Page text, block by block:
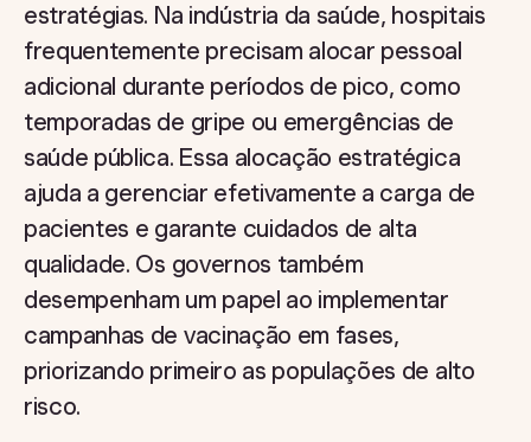
estratégias. Na indústria da saúde, hospitais
frequentemente precisam alocar pessoal
adicional durante períodos de pico, como
temporadas de gripe ou emergências de
saúde pública. Essa alocação estratégica
ajuda a gerenciar efetivamente a carga de
pacientes e garante cuidados de alta
qualidade. Os governos também
desempenham um papel ao implementar
campanhas de vacinação em fases,
priorizando primeiro as populações de alto
risco.